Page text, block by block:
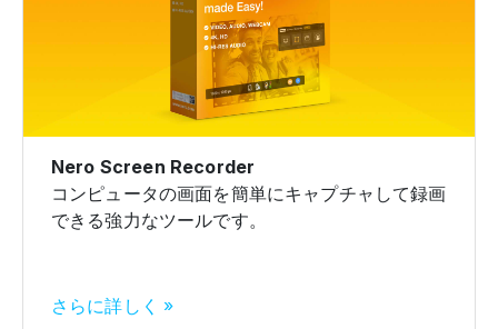
Nero Screen Recorder
コンピュータの画面を簡単にキャプチャして録画
できる強力なツールです。
さらに詳しく »